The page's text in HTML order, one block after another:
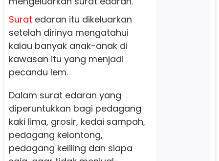
Surat edaran itu dikeluarkan
setelah dirinya mengatahui
kalau banyak anak-anak di
kawasan itu yang menjadi
pecandu lem.
Dalam surat edaran yang
diperuntukkan bagi pedagang
kaki lima, grosir, kedai sampah,
pedagang kelontong,
pedagang keliling dan siapa